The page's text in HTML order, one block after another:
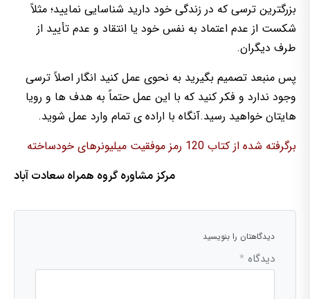
بزرگترین ترسی که در زندگی خود دارید شناسایی نمایید؛ مثلاً
شکست از عدم اعتماد به نفس خود یا انتقاد و عدم تأیید از
طرف دیگران.
پس منبعد تصمیم بگیرید به نحوی عمل کنید انگار اصلاً ترسی
وجود ندارد و فکر کنید که با این عمل حتماً به هدف ها و رویا
هایتان خواهید رسید.آنگاه با اراده ی تمام وارد عمل شوید.
برگرفته شده از کتاب 120 رمز موفقیت میلیونرهای خودساخته
مرکز مشاوره گروه همراه سعادت آباد
دیدگاهتان را بنویسید
دیدگاه *